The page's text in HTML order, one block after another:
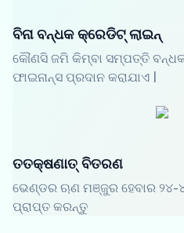
ବିନା ବନ୍ଧକ କ୍ରେଡିଟ୍ ଲାଇନ୍
କୌଣସି ଜମି କିମ୍ବା ସମ୍ପତ୍ତି
ଫାଇନାନ୍ସ ପ୍ରଦାନ କରାଯାଏ |
ତତକ୍ଷଣାତ୍ ବିତରଣ
ଭେଣ୍ଡର ଋଣ ମଞ୍ଜୁର ହେବାର ୨୪-
ପ୍ରାପ୍ତ କରନ୍ତୁ